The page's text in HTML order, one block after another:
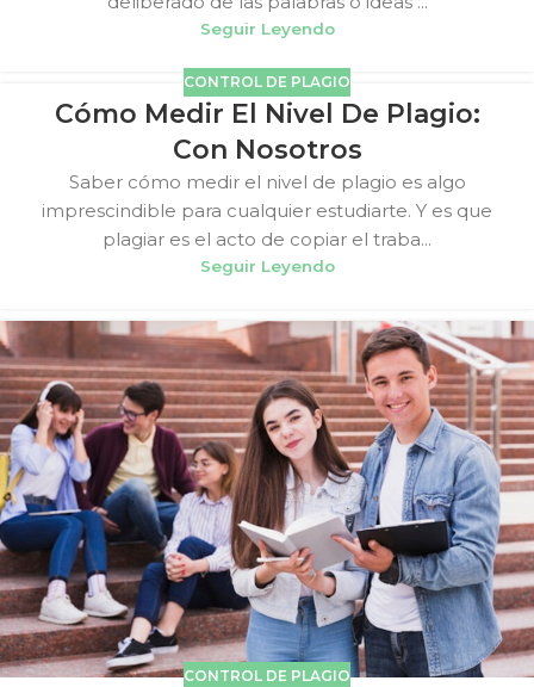
Seguir Leyendo
CONTROL DE PLAGIO
Cómo Medir El Nivel De Plagio:
Con Nosotros
Saber cómo medir el nivel de plagio es algo
imprescindible para cualquier estudiarte. Y es que
plagiar es el acto de copiar el traba...
Seguir Leyendo
CONTROL DE PLAGIO